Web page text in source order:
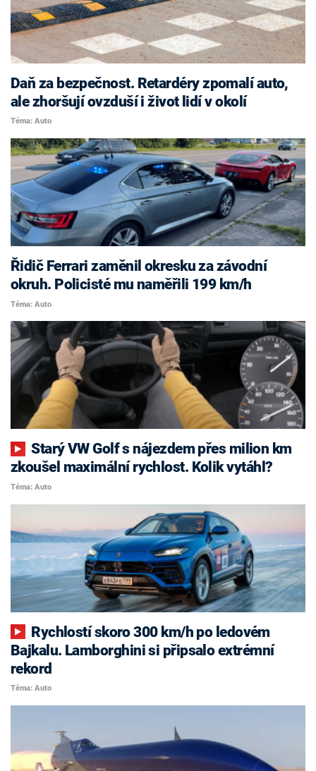
Daň za bezpečnost. Retardéry zpomalí auto,
ale zhoršují ovzduší i život lidí v okolí
Téma: Auto
Řidič Ferrari zaměnil okresku za závodní
okruh. Policisté mu naměřili 199 km/h
Téma: Auto
Starý VW Golf s nájezdem přes milion km
zkoušel maximální rychlost. Kolik vytáhl?
Téma: Auto
Bajkalu. Lamborghini si připsalo extrémní
rekord
Téma: Auto